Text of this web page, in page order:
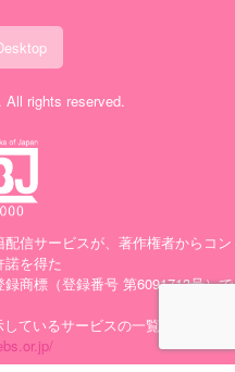
. All rights reserved.
信サービスが、著作権者からコン
諾を得た
商標（登録番号 第6091713号）で
ているサービスの一覧はこちら